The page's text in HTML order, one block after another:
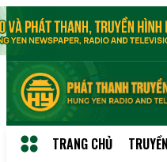
TRANG CHỦ